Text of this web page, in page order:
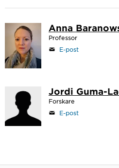
Anna
Professor
E-post
Jordi Guma-
Forskare
E-post